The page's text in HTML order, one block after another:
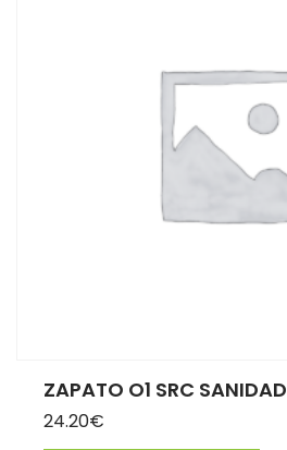
ZAPATO O1 SRC SANIDAD
24.20€